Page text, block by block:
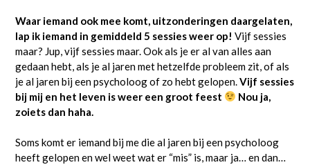
Waar iemand ook mee komt, uitzonderingen daargelaten,
lap ik iemand in gemiddeld 5 sessies weer op! Vijf sessies
maar? Jup, vijf sessies maar. Ook als je er al van alles aan
gedaan hebt, als je al jaren met hetzelfde probleem zit, of als
je al jaren bij een psycholoog of zo hebt gelopen.Vijf sessies
bij mij en het leven is weer een groot feest
Nou ja,
zoiets dan haha.
Soms komt er iemand bij me die al jaren bij een psycholoog
heeft gelopen en wel weet wat er “mis” is, maar ja… en dan…